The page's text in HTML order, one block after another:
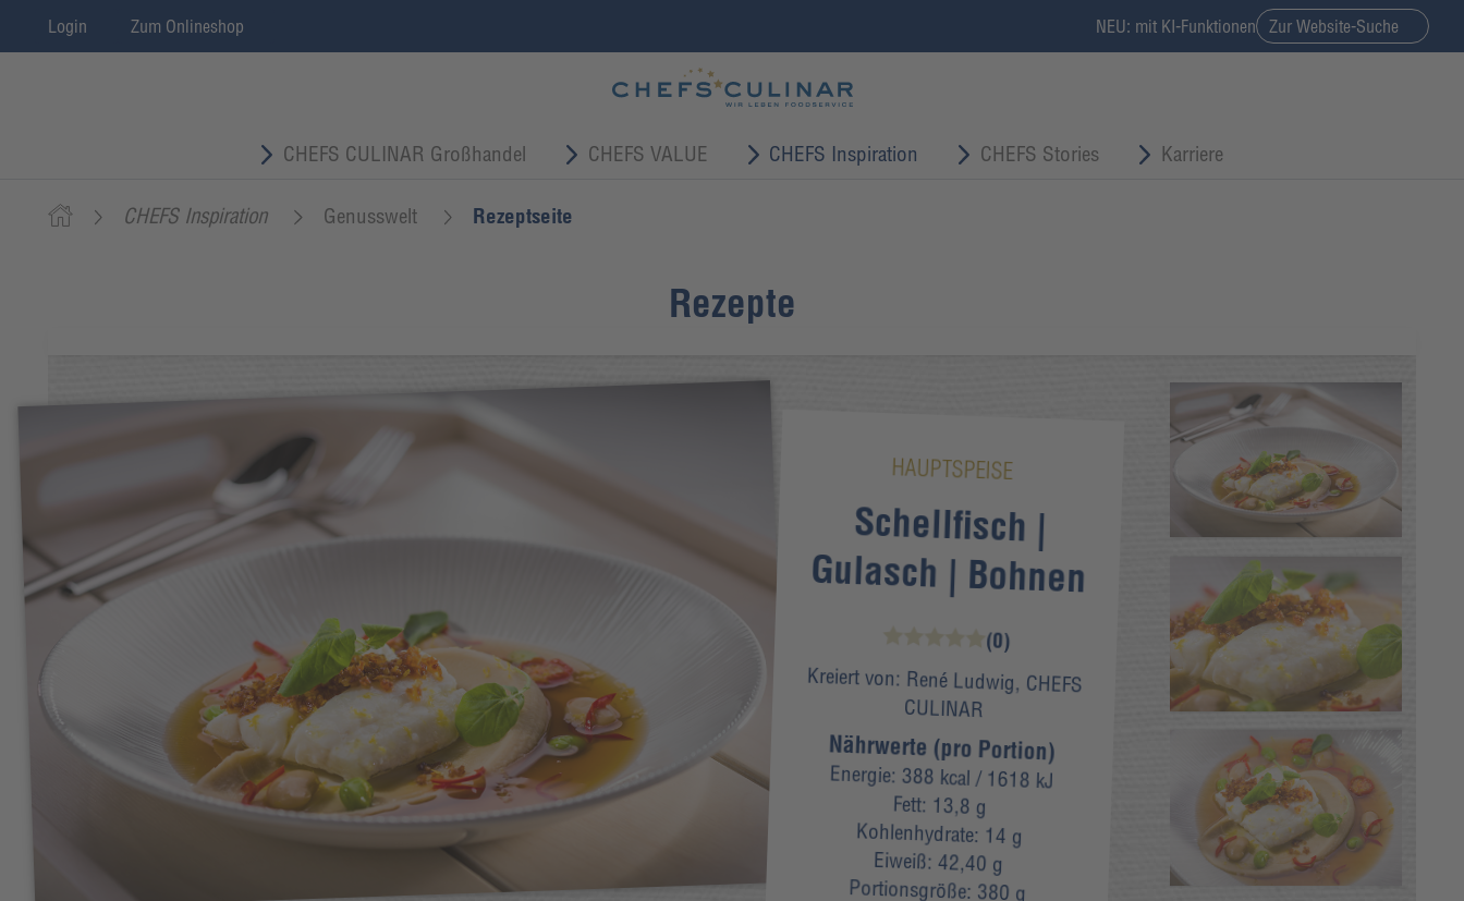
Login Zum Onlineshop NEU: mit KI-Funktionen Zur Website-Suche
CHEFS CULINAR Großhandel CHEFS VALUE CHEFS Inspiration CHEFS Stories Karriere
CHEFS Inspiration Genusswelt Rezeptseite
Rezepte
HAUPTSPEISE
Schellfisch |
Gulasch | Bohnen
(0)
Kreiert von: René Ludwig, CHEFS
CULINAR
Nährwerte (pro Portion)
Energie: 388 kcal/ 1618 kJ
Fett: 13,8 g
Kohlenhydrate: 14 g
Eiweiß: 42,40 g
Portionsgröße: 380 g